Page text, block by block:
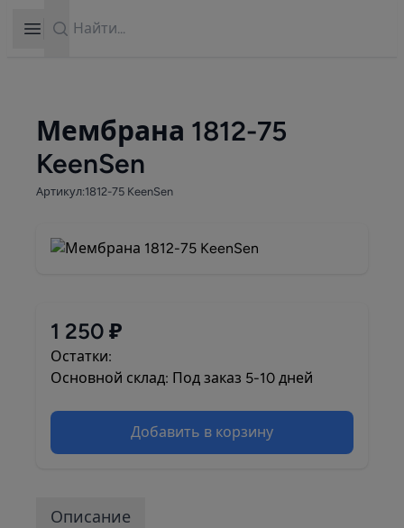
Open sidebar
Мембрана 1812-75
KeenSen
Артикул:1812-75 KeenSen
1 250 ₽
Остатки:
Основной склад: Под заказ 5-10 дней
Добавить в корзину
Описание